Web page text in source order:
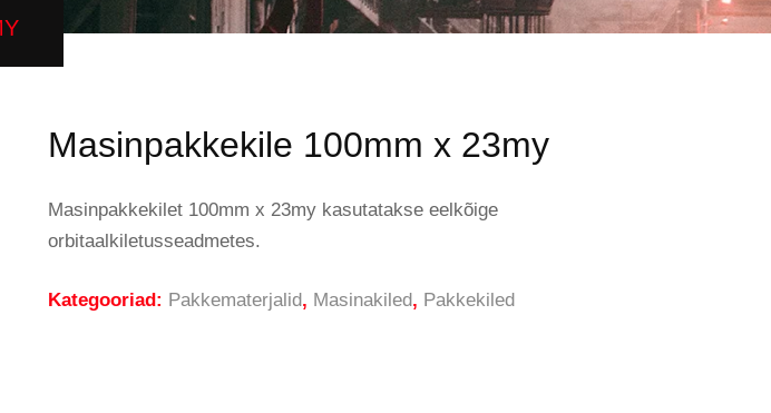
Masinpakkekile 100mm x 23my
Masinpakkekilet 100mm x 23my kasutatakse eelkõige
orbitaalkiletusseadmetes.
Kategooriad: Pakkematerjalid, Masinakiled, Pakkekiled